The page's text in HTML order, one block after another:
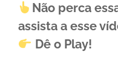
Não perca
assista a esse
Dê o Play!